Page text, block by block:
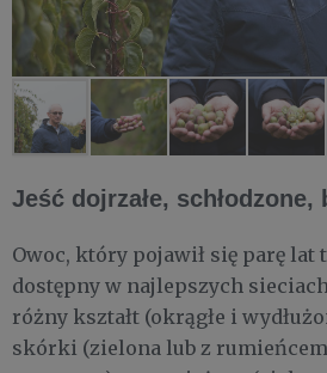
Jeść dojrzałe, schłodzone,
Owoc, który pojawił się parę lat
dostępny w najlepszych
różny kształt (okrągłe i
skórki (zielona lub z